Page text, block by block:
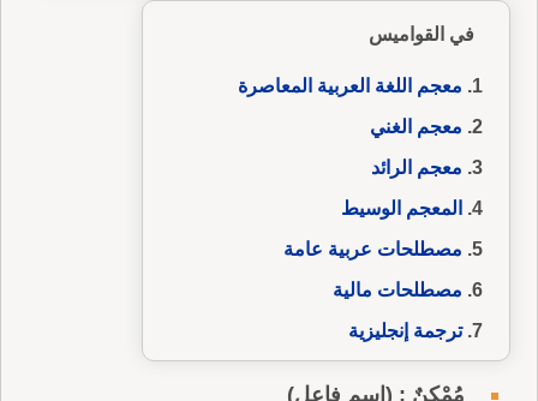
في القواميس
معجم اللغة العربية المعاصرة
معجم الغني
معجم الرائد
المعجم الوسيط
مصطلحات عربية عامة
مصطلحات مالية
ترجمة إنجليزية
مُمْكِنٌ : (اسم فاعل)